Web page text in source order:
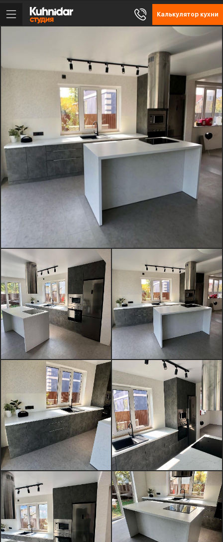
Калькулятор кухни